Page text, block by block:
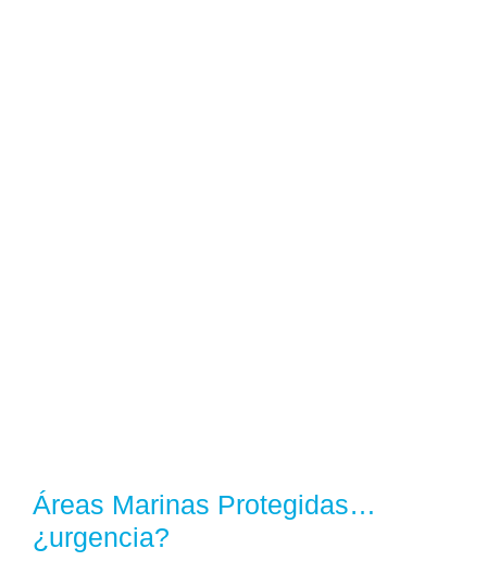
Áreas Marinas Protegidas…
¿urgencia?